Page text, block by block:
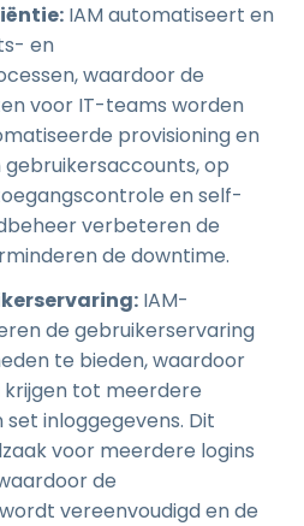
IAM automatiseert en
en
waardoor de
voor IT-teams worden
provisioning en
op
en self-
verbeteren de
de downtime.
IAM-
de gebruikerservaring
te bieden, waardoor
tot meerdere
inloggegevens. Dit
voor meerdere logins
de
vereenvoudigd en de